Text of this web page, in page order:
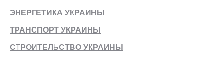
ЭНЕРГЕТИКА УКРАИНЫ
ТРАНСПОРТ УКРАИНЫ
СТРОИТЕЛЬСТВО УКРАИНЫ